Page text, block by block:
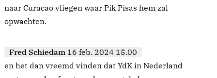
naar Curacao vliegen waar Pik Pisas hem zal
opwachten.
Fred Schiedam 16 feb. 2024 15.00
en het dan vreemd vinden dat YdK in Nederland